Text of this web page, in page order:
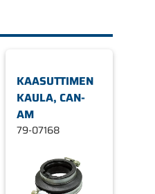
KAASUTTIMEN
KAULA, CAN-
AM
79-07168